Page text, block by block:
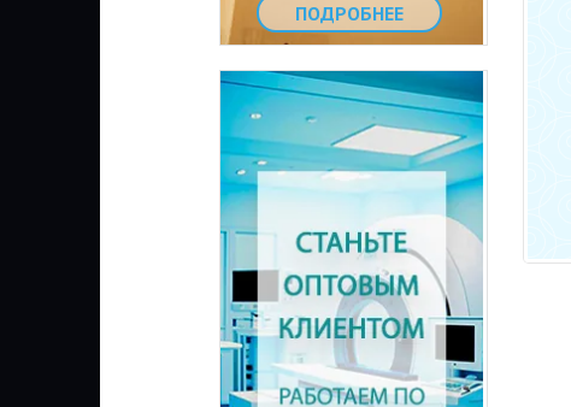
ПОДРОБНЕЕ